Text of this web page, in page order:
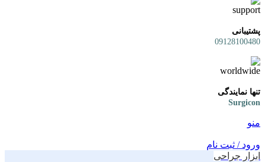
پشتیبانی
09128100480
تنها نمایندگی
Surgicon
منو
ورود / ثبت نام
ابزار جراحی